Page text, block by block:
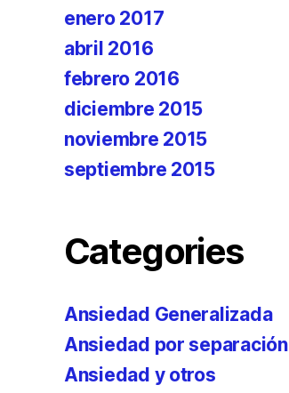
enero 2017
abril 2016
febrero 2016
diciembre 2015
noviembre 2015
septiembre 2015
Categories
Ansiedad Generalizada
Ansiedad por separación
Ansiedad y otros